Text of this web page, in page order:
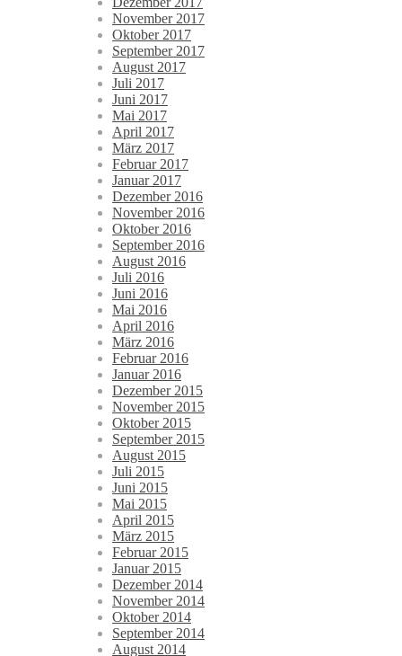
November 2017
Oktober 2017
September 2017
August 2017
Juli 2017
Juni 2017
Mai 2017
April 2017
März 2017
Februar 2017
Januar 2017
Dezember 2016
November 2016
Oktober 2016
September 2016
August 2016
Juli 2016
Juni 2016
Mai 2016
April 2016
März 2016
Februar 2016
Januar 2016
Dezember 2015
November 2015
Oktober 2015
September 2015
August 2015
Juli 2015
Juni 2015
Mai 2015
April 2015
März 2015
Februar 2015
Januar 2015
Dezember 2014
November 2014
Oktober 2014
September 2014
August 2014